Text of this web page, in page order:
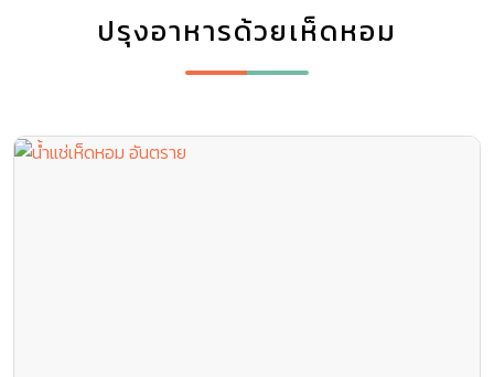
ปรุงอาหารด้วยเห็ดหอม